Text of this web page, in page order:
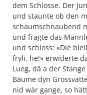
dem Schlosse. Der
und staunte ob den
schaumschnaubend
und fragte das
und schloss: «Die
fryli, he!» erwiderte
Lueg, dä a der
Bäume dyn
nid wär gange, so